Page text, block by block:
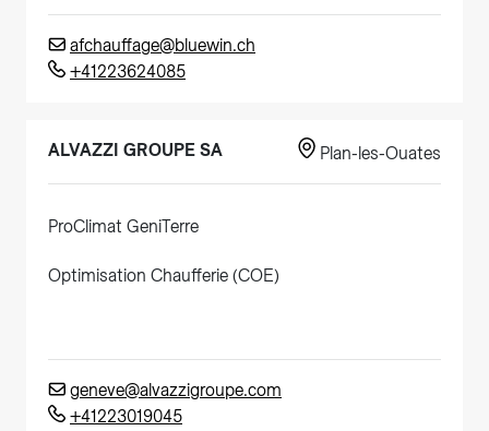
afchauffage@bluewin.ch
+41223624085
ALVAZZI GROUPE SA Plan-les-Ouates
ProClimat GeniTerre
Optimisation Chaufferie (COE)
geneve@alvazzigroupe.com
+41223019045